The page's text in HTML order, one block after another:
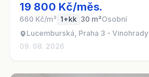
19 800 Kč/měs.
660 Kč/m² 1+kk 30 m²Osobní
Lucemburská, Praha 3 - Vinohrady
09. 08. 2026